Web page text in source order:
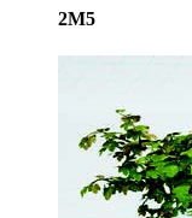
2M5